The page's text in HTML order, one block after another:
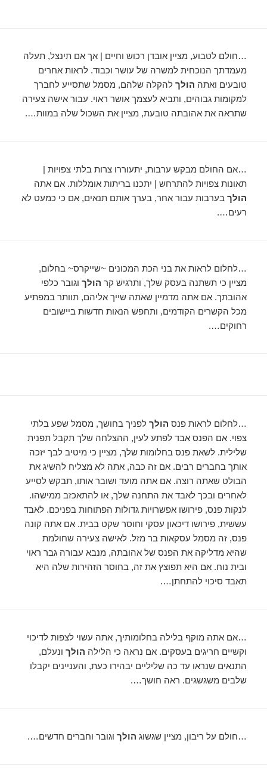
…חולם לטבוע, מציין אובדן רכוש וחיים | אך אם תינצל, תעלה
מעמדתך הנוכחית למשרה של עושר וכבוד. לראות אחרים
טובעים ואתה הולך להקלה שלהם, מסמל שתסייע לחברך
למקומות גבוהים, ותביא לעצמך אושר ראוי. עבור אישה צעירה
שתראה את אהובתה טובעת, מציין את השכול שלה במוות….
…אם החולם מבקש ערבות, יתעוררו צרות בלתי צפויות |
תאונות צפויות להתרחש | יתכנו בריתות אומללות. אם אתה
הולך בערבות עבור אחר, בערך אותם תנאים, אם כי כמעט לא
רעים….
…לחלום לראות את בני הכת המכונים ~שייקרס~ בחלום,
מציין כי תשתנה בעסק שלך, ותרגיש קר הולך וגובר כלפי
אהובתך. אם אתה מדמיין שאתה שייך אליהם, תוותר במפתיע
מכל הקשרים הקודמים, ותחפש הנאות חדשות ביישובים
רחוקים….
…לחלום לראות פנס הולך לפניך בחושך, מסמל שפע בלתי
צפוי. אם הפנס אבד לפתע לעין, ההצלחה שלך תקבל תפנית
שלילית. לשאת פנס בחלומות שלך, מציין כי מיטיב לבך יזכה
אותך בחברים רבים. אם זה כבה, אתה לא מצליח להשיג את
הבולט שאתה רוצה. אם אתה מועד ושובר אותו, תבקש לסייע
לאחרים ובכך לאבד את התחנה שלך, או להתאכזב ממישהו.
לנקות פנס, פירושו אפשרויות גדולות הפתוחות בפניכם. לאבד
עששית, פירושו דיכאון עסקי וחוסר שקט בבית. אם אתה קונה
פנס, זה מסמל עסקאות בר מזל. לאישה צעירה שחולמת
שהיא מדליקה את הפנס של אהובתה, מנבא עבורה גבר ראוי
ובית נוח. אם היא תפוצץ את זה, בחוסר הזהירות שלה היא
תאבד סיכוי להתחתן….
…אם אתה מוקף בלילה בחלומותיך, אתה עשוי לצפות לדיכוי
וקשיים חריגים בעסקים. אם נראה כי הלילה הולך ונעלם,
התנאים שנראו עד כה שליליים יבהירו כעת, והעניינים יקבלו
שלבים משגשגים. ראה חושך….
…חולם על ריבון, מציין שגשוג הולך וגובר וחברים חדשים….